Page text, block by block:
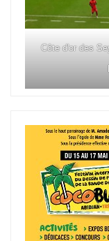
Côte d'or des